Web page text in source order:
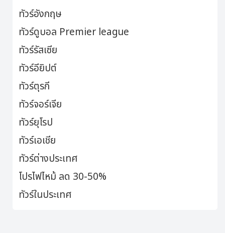
ทัวร์อังกฤษ
ทัวร์ดูบอล Premier league
ทัวร์รัสเซีย
ทัวร์อียิปต์
ทัวร์ตุรกี
ทัวร์จอร์เจีย
ทัวร์ยุโรป
ทัวร์เอเชีย
ทัวร์ต่างประเทศ
โปรไฟไหม้ ลด 30-50%
ทัวร์ในประเทศ